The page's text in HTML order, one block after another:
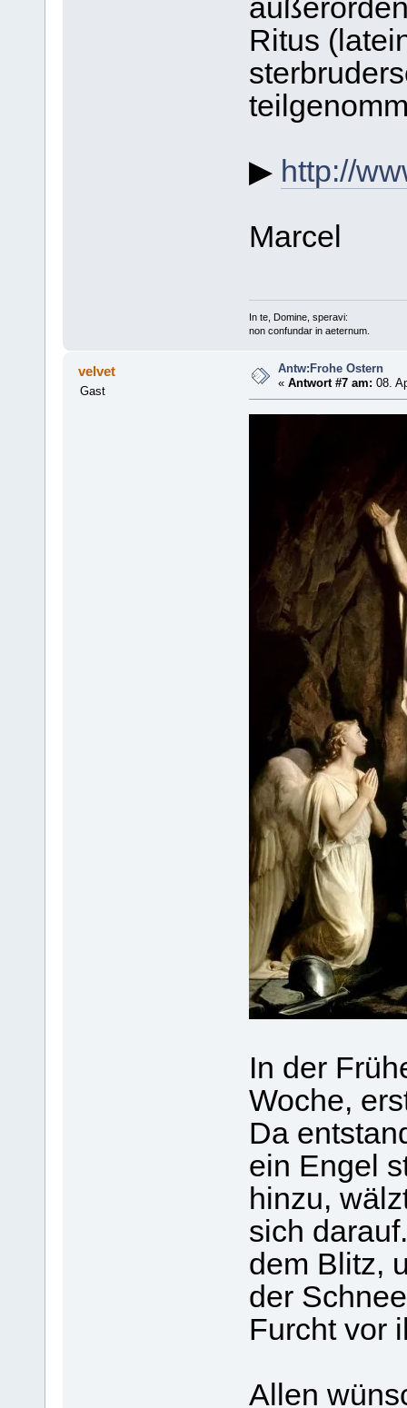
Ritus
▶ http://
Marcel
In te, Domine, speravi:
non confundar in aeternum.
velvet
Gast
Antw:Frohe Ostern
«Antwort #7 am: 08.
In der
Woche,
Da
ein Engel
hinzu,
sich
dem Blitz,
der
Furcht vor
Allen